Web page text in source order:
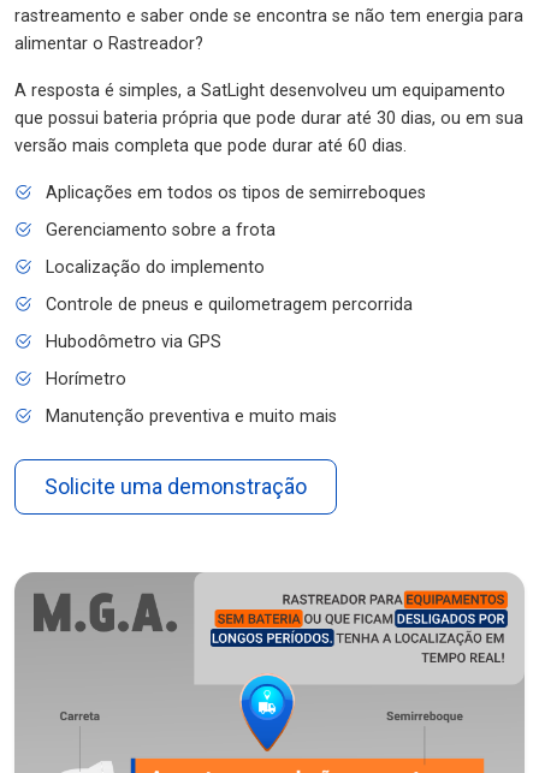
rastreamento e saber onde se encontra se não tem energia para
alimentar o Rastreador?
A resposta é simples, a SatLight desenvolveu um equipamento
que possui bateria própria que pode durar até 30 dias, ou em sua
versão mais completa que pode durar até 60 dias.
Aplicações em todos os tipos de semirreboques
Gerenciamento sobre a frota
Localização do implemento
Controle de pneus e quilometragem percorrida
Hubodômetro via GPS
Horímetro
Manutenção preventiva e muito mais
Solicite uma demonstração